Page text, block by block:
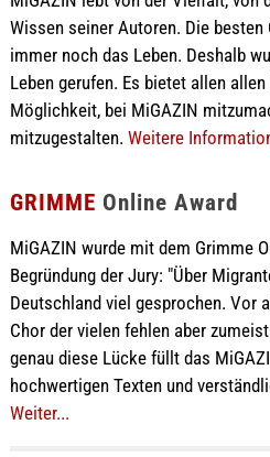
Wissen seiner Autoren. Die
immer noch das Leben. Deshalb
Leben gerufen. Es bietet allen
Möglichkeit, bei MiGAZIN
mitzugestalten. Weitere
GRIMME Online Award
MiGAZIN wurde mit dem Grimme
Begründung der Jury: "Über
Deutschland viel gesprochen. Vor
Chor der vielen fehlen aber
genau diese Lücke füllt das
hochwertigen Texten und
Weiter...